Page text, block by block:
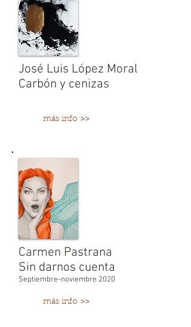
José Luis López Moral
Carbón y cenizas
más info >>
Carmen Pastrana
Sin darnos cuenta
Septiembre-noviembre 2020
más info >>